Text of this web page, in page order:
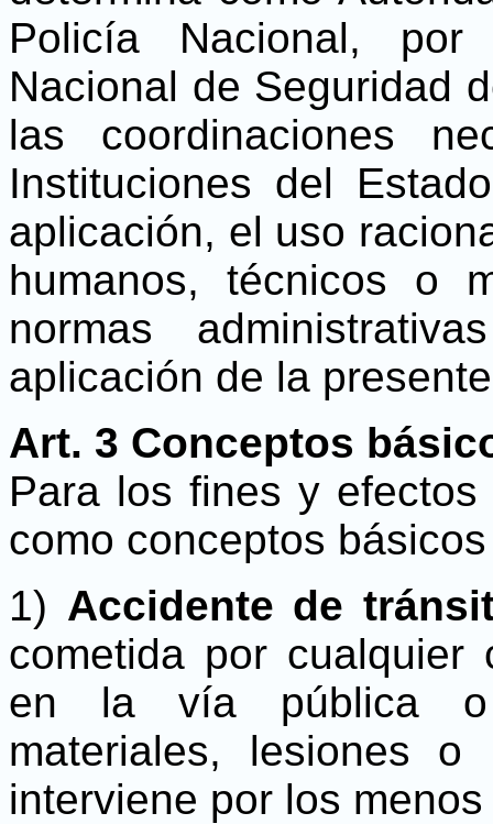
Policía Nacional,
Nacional de Seguridad
las coordinaciones
Instituciones del
aplicación, el uso
humanos, técnicos o
normas
aplicación de la
Art. 3 Conceptos
Para los fines y
como conceptos
1) Accidente de
cometida por cualquier
en la vía pública o
materiales, lesiones o
interviene por los